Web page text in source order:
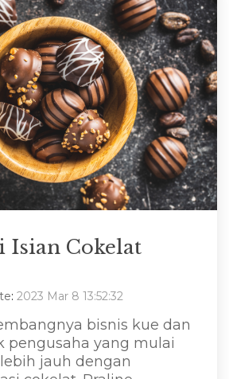
Isian Cokelat
: 2023 Mar 8 13:52:32
bisnis kue dan
pengusaha yang mulai
jauh dengan